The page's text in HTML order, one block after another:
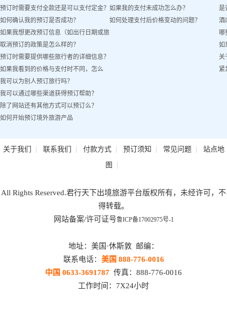
吗？
预订时需要支付全款还是可以支付定金？
如何确认我的预订是否成功？
如果我想更改预订信息（如出行日期或旅
客姓名）怎么办？
取消预订的政策是怎么样的？
预订时需要提供哪些旅行者的详细信息？
如果我看到的价格与支付时不同，怎么
办？
我可以为别人预订旅行吗？
我可以通过哪些渠道获得预订帮助？
除了网站还有其他方式可以预订么？
如何开始预订境外旅游产品
如果我的支付未成功怎么办？
如何处理支付后价格变动的问题？
是
酒
哪
如
关
紧
关于我们 | 联系我们 | 付款方式| 预订须知 | 常见问题| 站点地
图 |
All Rights Reserved.君行天下出境旅游平台版权所有，未经许可，不
得转载。
网站备案/许可证号鲁ICP备17002975号-1
地址：美国·休斯敦 邮编：
联系电话： 美国 888-776-0016
中国 0633-3691787 传真：888-776-0016
工作时间：7X24小时